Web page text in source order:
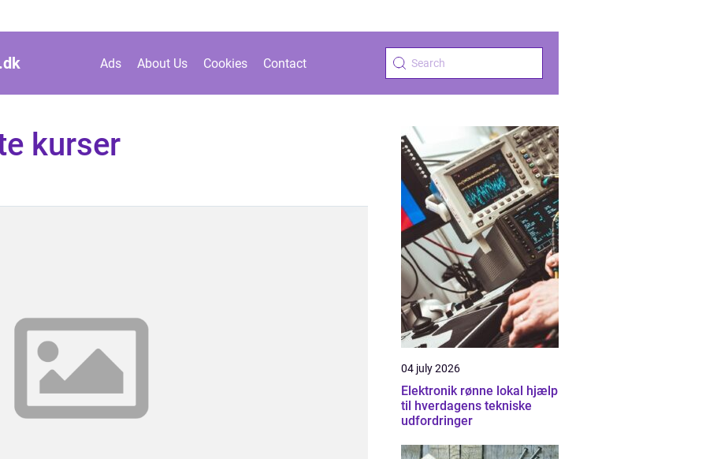
dk Ads About Us Cookies Contact
kurser
04 july 2026
Elektronik rønne lokal hjælp
til hverdagens tekniske
udfordringer